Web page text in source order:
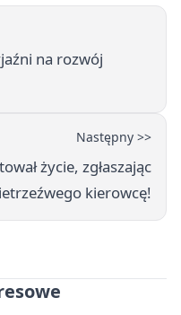
na rozwój
Następny >>
życie, zgłaszając
kierowcę!